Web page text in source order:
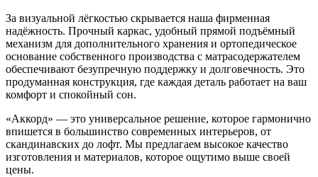
За визуальной лёгкостью скрывается наша фирменная
надёжность. Прочный каркас, удобный прямой подъёмный
механизм для дополнительного хранения и ортопедическое
основание собственного производства с матрасодержателем
обеспечивают безупречную поддержку и долговечность. Это
продуманная конструкция, где каждая деталь работает на ваш
комфорт и спокойный сон.
«Аккорд» — это универсальное решение, которое гармонично
впишется в большинство современных интерьеров, от
скандинавских до лофт. Мы предлагаем высокое качество
изготовления и материалов, которое ощутимо выше своей
цены.